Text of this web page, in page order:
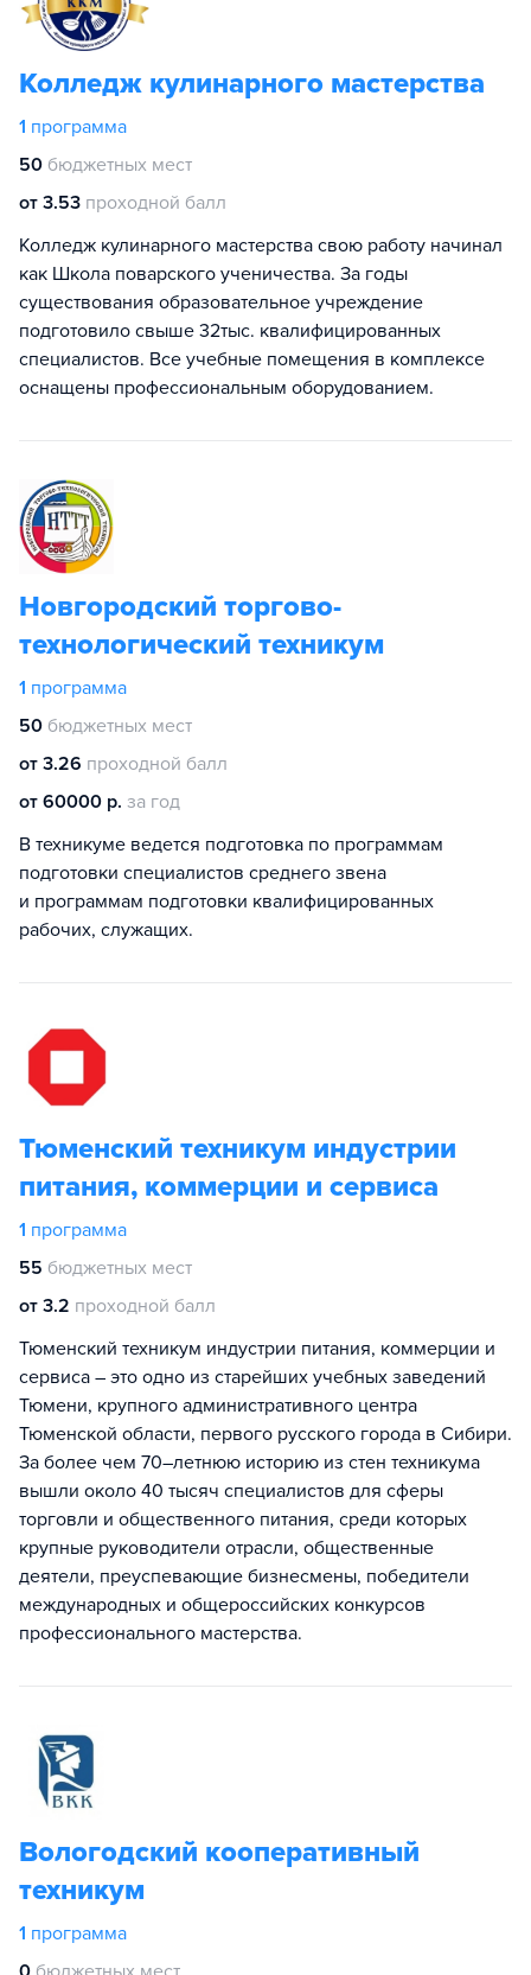
Колледж кулинарного мастерства
1 программа
50 бюджетных мест
от 3.53 проходной балл
Колледж кулинарного мастерства свою работу начинал
как Школа поварского ученичества. За годы
существования образовательное учреждение
подготовило свыше 32тыс. квалифицированных
специалистов. Все учебные помещения в комплексе
оснащены профессиональным оборудованием.
Новгородский торгово-
технологический техникум
1 программа
50 бюджетных мест
от 3.26 проходной балл
от 60000 р. за год
В техникуме ведется подготовка по программам
подготовки специалистов среднего звена
и программам подготовки квалифицированных
рабочих, служащих.
Тюменский техникум индустрии
питания, коммерции и сервиса
1 программа
55 бюджетных мест
от 3.2 проходной балл
Тюменский техникум индустрии питания, коммерции и
сервиса – это одно из старейших учебных заведений
Тюмени, крупного административного центра
Тюменской области, первого русского города в Сибири.
За более чем 70–летнюю историю из стен техникума
вышли около 40 тысяч специалистов для сферы
торговли и общественного питания, среди которых
крупные руководители отрасли, общественные
деятели, преуспевающие бизнесмены, победители
международных и общероссийских конкурсов
профессионального мастерства.
Вологодский кооперативный
техникум
1 программа